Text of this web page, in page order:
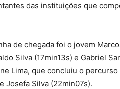
das instituições que
de chegada foi o jovem
Silva (17min13s) e Gabriel
Lima, que concluiu o
Josefa Silva (22min07s).